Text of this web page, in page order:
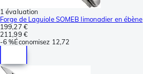
1 évaluation
Forge de Laguiole SOMEB limonadier en ébène
199,27 €
211,99 €
-6 %Économisez 12,72